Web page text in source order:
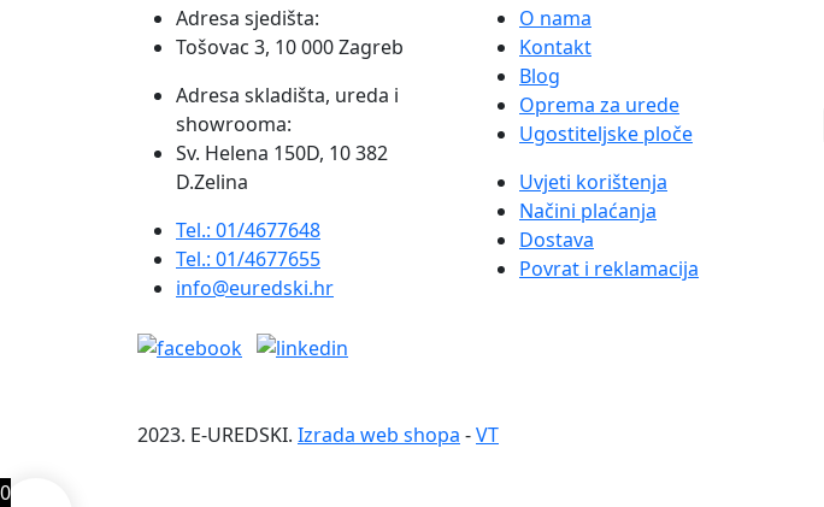
Adresa sjedišta:
Tošovac 3, 10 000 Zagreb
Adresa skladišta, ureda i
showrooma:
Sv. Helena 150D, 10 382
D.Zelina
Tel.: 01/4677648
Tel.: 01/4677655
info@euredski.hr
O nama
Kontakt
Blog
Oprema za urede
Ugostiteljske ploče
Uvjeti korištenja
Načini plaćanja
Dostava
Povrat i reklamacija
2023. E-UREDSKI. Izrada web shopa -VT
0